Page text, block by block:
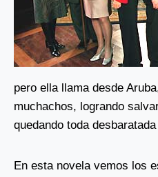
pero ella llama desde
muchachos, logrando
quedando toda
En esta novela vemos los